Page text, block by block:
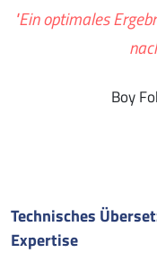
"Ein optimales
Boy
Technisches
Expertise